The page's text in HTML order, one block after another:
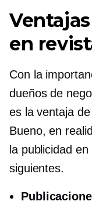
en
Con la
dueños de
es la ventaja
Bueno, en
la publicidad
siguientes.